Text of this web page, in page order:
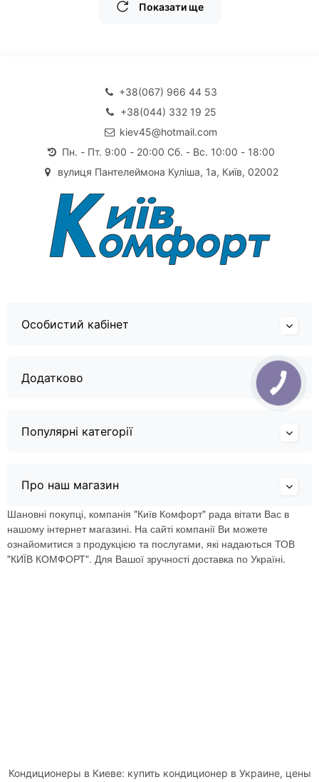
Показати ще
+38(067) 966 44 53
+38(044) 332 19 25
kiev45@hotmail.com
Пн. - Пт. 9:00 - 20:00 Сб. - Вс. 10:00 - 18:00
вулиця Пантелеймона Куліша, 1а, Київ, 02002
Особистий кабінет
Додатково
Популярні категорії
Про наш магазин
Шановні покупці, компанія "Київ Комфорт" рада вітати Вас в
нашому інтернет магазині. На сайті компанії Ви можете
ознайомитися з продукцією та послугами, які надаються ТОВ
"КИЇВ КОМФОРТ". Для Вашої зручності доставка по Україні.
Кондиционеры в Киеве: купить кондиционер в Украине, цены